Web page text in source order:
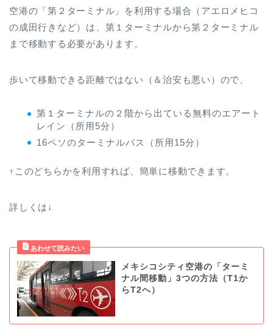
空港の「第２ターミナル」を利用する場合（アエロメヒコ
の成田行きなど）は、第１ターミナルから第２ターミナル
まで移動する必要があります。
歩いて移動できる距離ではない（＆治安も悪い）ので、
第１ターミナルの２階から出ている無料のエアート
レイン（所用5分）
16ペソのターミナルバス（所用15分）
↑このどちらかを利用すれば、簡単に移動できます。
詳しくは↓
メキシコシティ空港の「ターミ
ナル間移動」3つの方法（T1か
らT2へ）